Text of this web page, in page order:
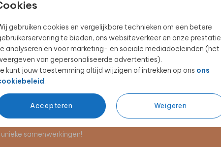
gebruiken cookies en vergelijkbare technieken om een betere
te bieden, ons websiteverkeer en onze
analyseren en voor marketing- en sociale mediadoeleinden (het
van gepersonaliseerde advertenties).
kunt jouw toestemming altijd wijzigen of intrekken op ons ons
.
Accepteren Weigeren
BRUILOFTSBORD CEREMONIEMEESTERBRIEF
samenwerkingen!